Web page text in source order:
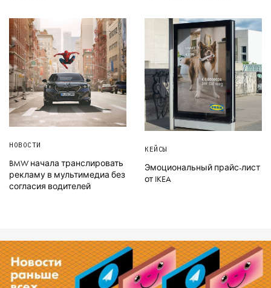
НОВОСТИ
BMW начала транслировать
рекламу в мультимедиа без
согласия водителей
КЕЙСЫ
Эмоциональный прайс-лист
от IKEA